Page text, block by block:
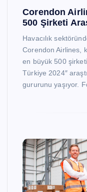
Corendon
500 Şirketi
Havacılık
Corendon Airlines,
en büyük 500
Türkiye 2024″
gururunu yaşıyor.